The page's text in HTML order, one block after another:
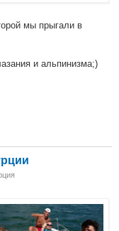
мы прыгали в
и альпинизма;)